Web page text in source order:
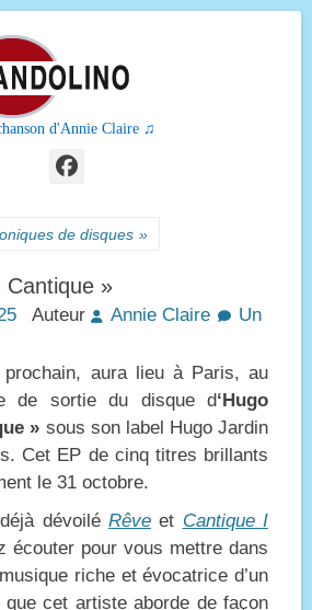
d'Annie Claire ♫
Facebook
de disques »
Cantique »
Auteur Annie Claire
Un
aura lieu à Paris, au
de sortie du disque d‘Hugo
» sous son label Hugo Jardin
Cet EP de cinq titres brillants
le 31 octobre.
dévoilé Rêveet Cantique I
écouter pour vous mettre dans
riche et évocatrice d’un
que cet artiste aborde de façon